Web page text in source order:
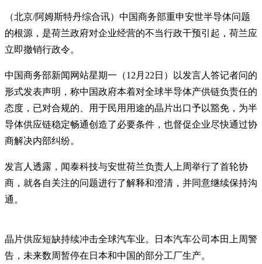
（北京/阿姆斯特丹综合讯）中国商务部重申安世半导体问题
的根源，是荷兰政府对企业经营的不当行政干预引起，荷兰应
立即撤销行政令。
中国商务部新闻网站星期一（12月22日）以发言人答记者问的
形式发表声明，称中国政府本着对全球半导体产供链负责任的
态度，已对合规的、用于民用用途的晶片出口予以豁免，为半
导体供应链稳定畅通创造了必要条件，也督促企业尽快通过协
商解决内部纠纷。
发言人透露，闻泰科技与安世荷兰负责人上周举行了首轮协
商，就各自关注的问题进行了解释和澄清，并同意继续保持沟
通。
晶片供应短缺持续冲击全球汽车业。日本汽车公司本田上周警
告，未来数周暂停在日本和中国的部分工厂生产。